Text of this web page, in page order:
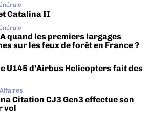
Catalina II
A quand les premiers largages
sur les feux de forêt en France ?
U145 d’Airbus Helicopters fait des
Citation CJ3 Gen3 effectue son
vol